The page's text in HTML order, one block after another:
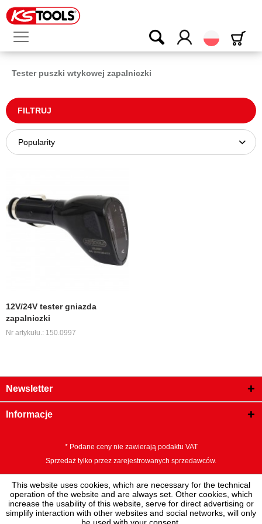
Polski
Tester puszki wtykowej zapalniczki
FILTRUJ
12V/24V tester gniazda
zapalniczki
Nr artykułu.: 150.0997
Newsletter
Informacje
* Podane ceny nie zawierają podaktu VAT
Sprzedaż tylko przez zarejestrowanych sprzedawców.
This website uses cookies, which are necessary for the technical
operation of the website and are always set. Other cookies, which
increase the usability of this website, serve for direct advertising or
simplify interaction with other websites and social networks, will only